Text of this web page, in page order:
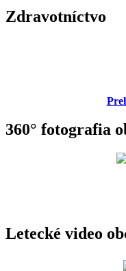
Zdravotníctvo
360° fotografia
Letecké video